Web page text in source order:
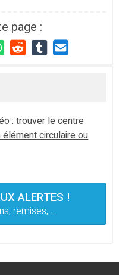
page :
: trouver le centre
circulaire ou
ALERTES !
remises, ...